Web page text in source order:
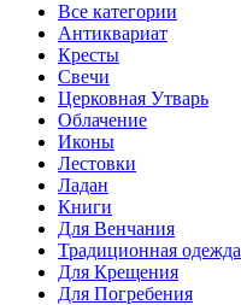
Все категории
Антиквариат
Кресты
Свечи
Церковная Утварь
Облачение
Иконы
Лестовки
Ладан
Книги
Для Венчания
Традиционная одежда
Для Крещения
Для Погребения